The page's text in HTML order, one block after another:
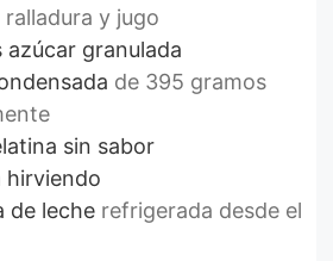
ralladura y jugo
azúcar granulada
de 395 gramos
sin sabor
hirviendo
de leche refrigerada desde el